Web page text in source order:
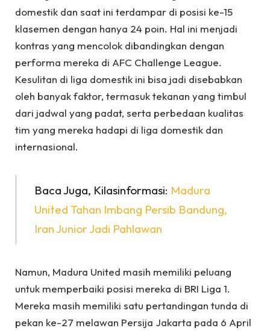
domestik dan saat ini terdampar di posisi ke-15
klasemen dengan hanya 24 poin. Hal ini menjadi
kontras yang mencolok dibandingkan dengan
performa mereka di AFC Challenge League.
Kesulitan di liga domestik ini bisa jadi disebabkan
oleh banyak faktor, termasuk tekanan yang timbul
dari jadwal yang padat, serta perbedaan kualitas
tim yang mereka hadapi di liga domestik dan
internasional.
Baca Juga, Kilasinformasi: Madura
United Tahan Imbang Persib Bandung,
Iran Junior Jadi Pahlawan
Namun, Madura United masih memiliki peluang
untuk memperbaiki posisi mereka di BRI Liga 1.
Mereka masih memiliki satu pertandingan tunda di
pekan ke-27 melawan Persija Jakarta pada 6 April